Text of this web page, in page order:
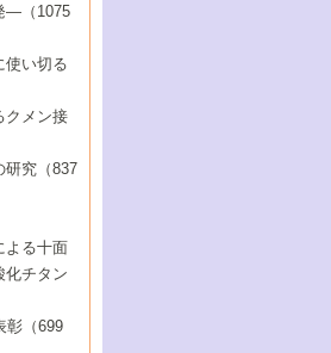
表面現象
展
現状と未
口：コン
ークスル
みません
に伝える
した金属
望
年記念・触
/創立40周
の特徴と
調製
学を中心と
・銅はどん
化
研究の展
の触媒
媒
ル触媒の
索から工
と展開
展開と応
ル―探索か
こと PartII
躍をめざ
計
―（1075
使い切る
クメン接
研究（837
よる十面
化チタン
彰（699